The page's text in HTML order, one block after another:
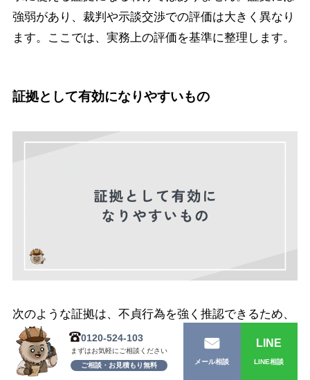
強弱があり、裁判や示談交渉での評価は大きく異なり
ます。ここでは、実務上の評価を基準に整理します。
証拠として有効になりやすいもの
次のような証拠は、不貞行為を強く推認できるため、
慰謝料請求で有効になりやすい傾向があります。
0120-524-103
まずはお気軽にご相談ください
ご相談・お見積もり無料
メール相談
LINE
LINE相談